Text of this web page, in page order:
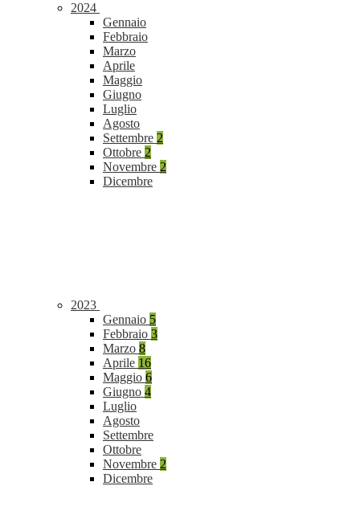
2024
Gennaio
Febbraio
Marzo
Aprile
Maggio
Giugno
Luglio
Agosto
Settembre 2
Ottobre 2
Novembre 2
Dicembre
2023
Gennaio 5
Febbraio 3
Marzo 8
Aprile 16
Maggio 6
Giugno 4
Luglio
Agosto
Settembre
Ottobre
Novembre 2
Dicembre